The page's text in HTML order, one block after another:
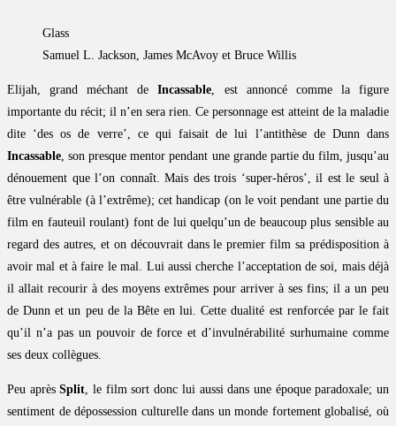
Glass
Samuel L. Jackson, James McAvoy et Bruce Willis
Elijah, grand méchant deIncassable, est annoncé comme la figure
importante du récit; il n’en sera rien. Ce personnage est atteint de la maladie
dite ‘des os de verre’, ce qui faisait de lui l’antithèse de Dunn dans
Incassable, son presque mentor pendant une grande partie du film, jusqu’au
dénouement que l’on connaît. Mais des trois ‘super-héros’, il est le seul à
être vulnérable (à l’extrême); cet handicap (on le voit pendant une partie du
film en fauteuil roulant) font de lui quelqu’un de beaucoup plus sensible au
regard des autres, et on découvrait dans le premier film sa prédisposition à
avoir mal et à faire le mal. Lui aussi cherche l’acceptation de soi, mais déjà
il allait recourir à des moyens extrêmes pour arriver à ses fins; il a un peu
de Dunn et un peu de la Bête en lui. Cette dualité est renforcée par le fait
qu’il n’a pas un pouvoir de force et d’invulnérabilité surhumaine comme
ses deux collègues.
Peu aprèsSplit, le film sort donc lui aussi dans une époque paradoxale; un
sentiment de dépossession culturelle dans un monde fortement globalisé, où